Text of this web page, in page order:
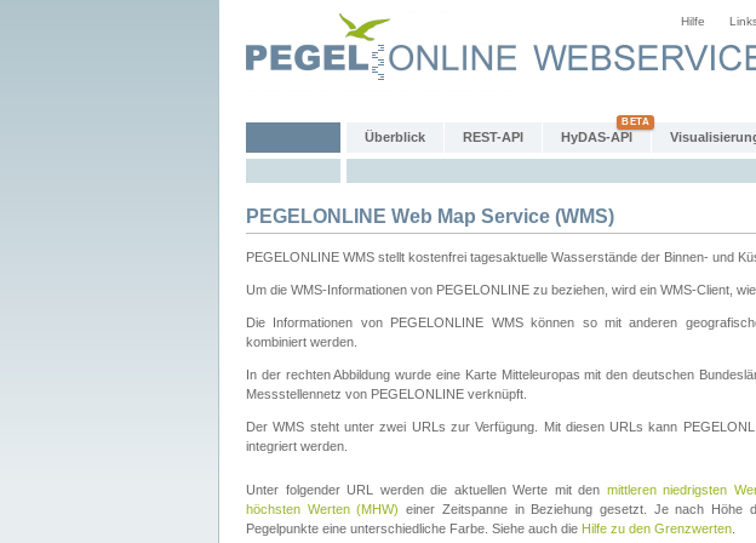
Hilfe
Überblick REST-API HyDAS-API
PEGELONLINE Web Map Service (WMS)
PEGELONLINE WMS stellt kostenfrei tagesaktuelle Wasserstände der Binnen- und
Um die WMS-Informationen von PEGELONLINE zu beziehen, wird ein WMS-Client, wie
Die Informationen von PEGELONLINE WMS können so mit anderen
kombiniert werden.
In der rechten Abbildung wurde eine Karte Mitteleuropas mit den deutschen
Messstellennetz von PEGELONLINE verknüpft.
Der WMS steht unter zwei URLs zur Verfügung. Mit diesen URLs kann
integriert werden.
Unter folgender URL werden die aktuellen Werte mit den mittleren niedrigsten
höchsten Werten (MHW) einer Zeitspanne in Beziehung gesetzt. Je nach Höhe
Pegelpunkte eine unterschiedliche Farbe. Siehe auch die Hilfe zu den Grenzwerten